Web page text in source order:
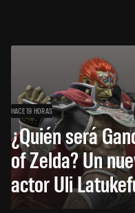
HACE 19 HORAS
¿Quién será
of Zelda? Un
actor Uli